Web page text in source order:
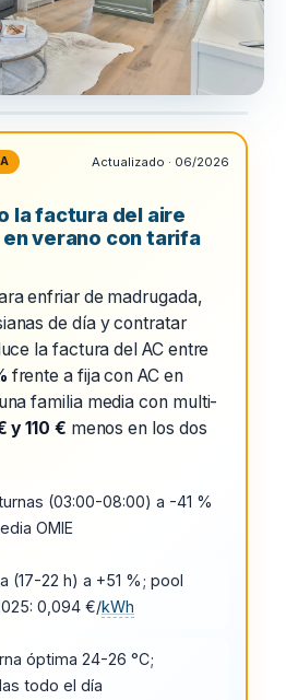
Actualizado · 06/2026
la factura del aire
verano con tarifa
enfriar de madrugada,
de día y contratar
la factura del AC entre
frente a fija con AC en
familia media con multi-
y 110 € menos en los dos
(03:00-08:00) a -41 %
OMIE
(17-22 h) a +51 %; pool
0,094 €/kWh
óptima 24-26 °C;
todo el día